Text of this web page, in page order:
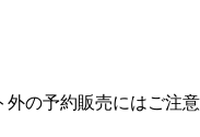
の予約販売にはご注